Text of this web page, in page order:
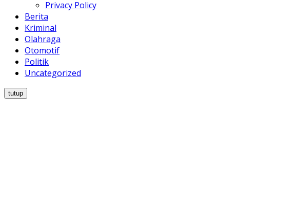
Privacy Policy
Berita
Kriminal
Olahraga
Otomotif
Politik
Uncategorized
tutup